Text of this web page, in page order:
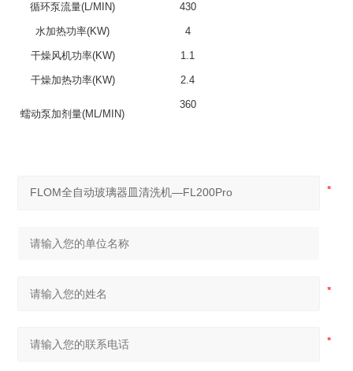
循环泵流量(L/MIN) 430
水加热功率(KW) 4
干燥风机功率(KW) 1.1
干燥加热功率(KW) 2.4
蠕动泵加剂量(ML/MIN)
360